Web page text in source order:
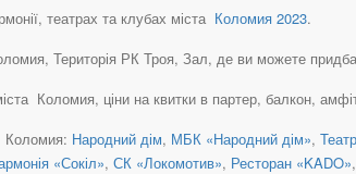
театрах та клубах міста Коломия 2023.
Територія РК Троя, Зал, де ви можете
Коломия, ціни на квитки в партер, балкон,
Коломия: Народний дім, МБК «Народний дім»,
«Сокіл», СК «Локомотив», Ресторан «KADO»,